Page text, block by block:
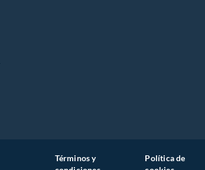
Términos y
Política de